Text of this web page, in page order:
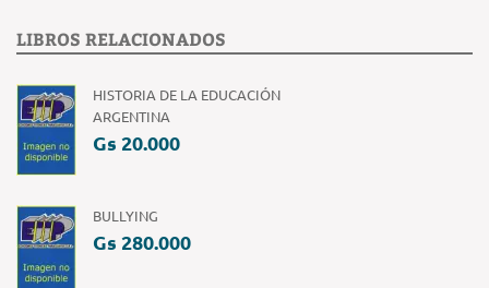
LIBROS RELACIONADOS
HISTORIA DE LA EDUCACIÓN
ARGENTINA
Gs 20.000
BULLYING
Gs 280.000